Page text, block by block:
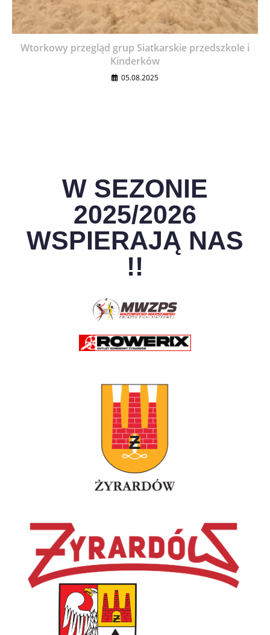
Wtorkowy przegląd grup Siatkarskie przedszkole i
Kinderków
05.08.2025
W SEZONIE
2025/2026
WSPIERAJĄ NAS
!!